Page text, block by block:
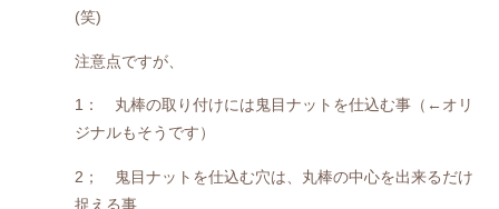
(笑)
注意点ですが、
1： 丸棒の取り付けには鬼目ナットを仕込む事（←オリ
ジナルもそうです）
2； 鬼目ナットを仕込む穴は、丸棒の中心を出来るだけ
捉える事